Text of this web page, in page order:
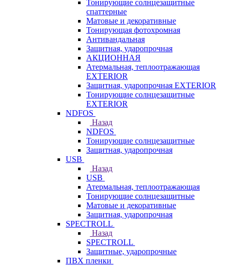
Тонирующие солнцезащитные
спаттерные
Матовые и декоративные
Тонирующая фотохромная
Антивандальная
Защитная, ударопрочная
АКЦИОННАЯ
Атермальная, теплоотражающая
EXTERIOR
Защитная, ударопрочная EXTERIOR
Тонирующие солнцезащитные
EXTERIOR
NDFOS
Назад
NDFOS
Тонирующие солнцезащитные
Защитная, ударопрочная
USB
Назад
USB
Атермальная, теплоотражающая
Тонирующие солнцезащитные
Матовые и декоративные
Защитная, ударопрочная
SPECTROLL
Назад
SPECTROLL
Защитные, ударопрочные
ПВХ пленки